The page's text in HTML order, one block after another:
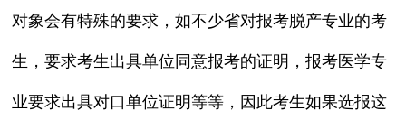
对象会有特殊的要求，如不少省对报考脱产专业的考
生，要求考生出具单位同意报考的证明，报考医学专
业要求出具对口单位证明等等，因此考生如果选报这